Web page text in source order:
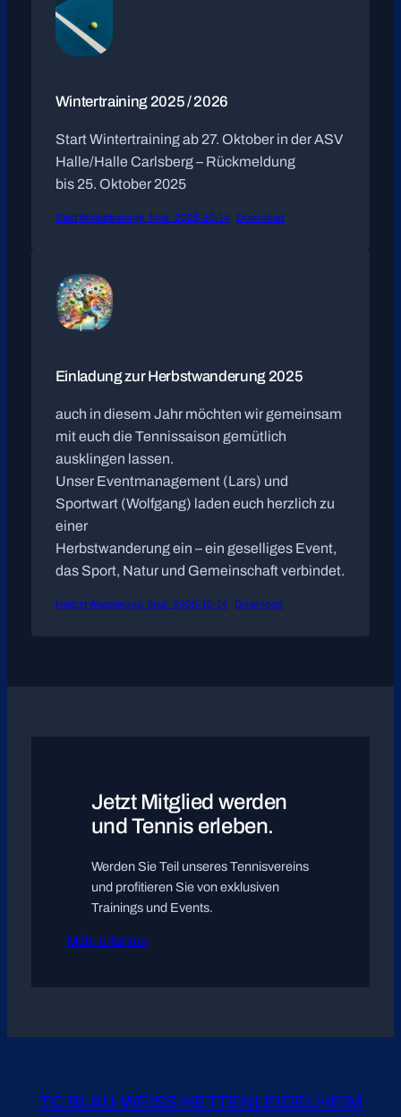
Wintertraining 2025 / 2026
Start Wintertraining ab 27. Oktober in der ASV
Halle/Halle Carlsberg – Rückmeldung
bis 25. Oktober 2025
Start Wintertraining_final_2025-10-14 Download
Einladung zur Herbstwanderung 2025
auch in diesem Jahr möchten wir gemeinsam
mit euch die Tennissaison gemütlich
ausklingen lassen.
Unser Eventmanagement (Lars) und
Sportwart (Wolfgang) laden euch herzlich zu
einer
Herbstwanderung ein – ein geselliges Event,
das Sport, Natur und Gemeinschaft verbindet.
Herbst Wanderung_final_2025-10-14 Download
Jetzt Mitglied werden
und Tennis erleben.
Werden Sie Teil unseres Tennisvereins
und profitieren Sie von exklusiven
Trainings und Events.
Mehr erfahren
TC BLAU-WEISS HETTENLEIDELHEIM